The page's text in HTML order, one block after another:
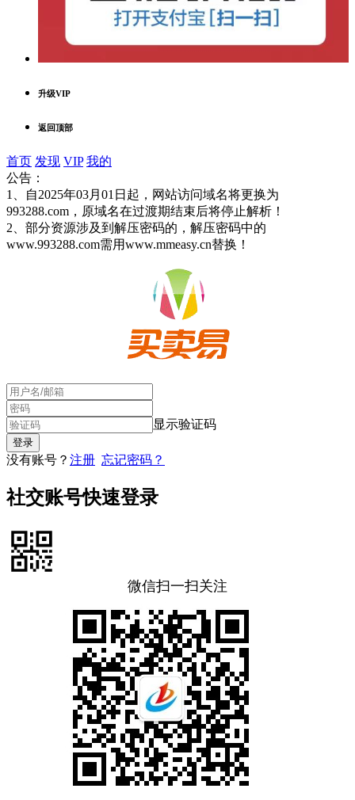
升级VIP
返回顶部
首页 发现 VIP 我的
公告：
1、自2025年03月01日起，网站访问域名将更换为
993288.com，原域名在过渡期结束后将停止解析！
2、部分资源涉及到解压密码的，解压密码中的
www.993288.com需用www.mmeasy.cn替换！
显示验证码
没有账号？ 注册 忘记密码？
社交账号快速登录
微信扫一扫关注